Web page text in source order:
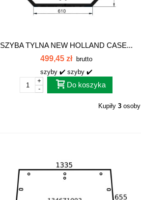
SZYBA TYLNA NEW HOLLAND CASE...
499,45 zł
brutto
szyby ✔️ szyby ✔️
-
+ Do koszyka
Kupiły3 osoby